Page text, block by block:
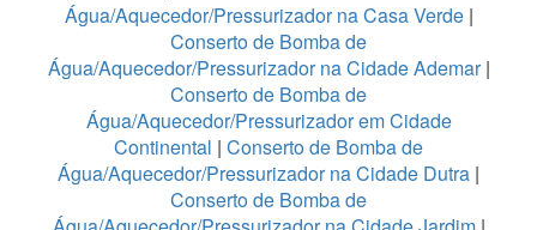
Água/Aquecedor/Pressurizador na Casa Verde|
Conserto de Bomba de
Água/Aquecedor/Pressurizador na Cidade Ademar|
Conserto de Bomba de
Água/Aquecedor/Pressurizador em Cidade
Continental | Conserto de Bomba de
Água/Aquecedor/Pressurizador na Cidade Dutra |
Conserto de Bomba de